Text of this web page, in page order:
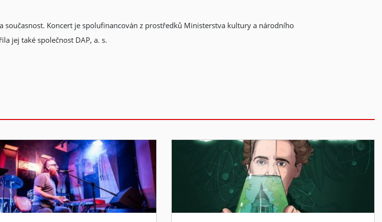
Koncert je spolufinancován z prostředků Ministerstva kultury a národního
jej také společnost DAP, a. s.